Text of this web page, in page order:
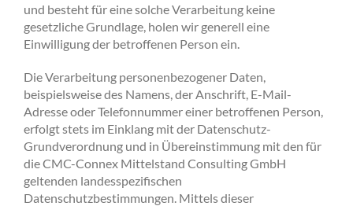
und besteht für eine solche Verarbeitung keine
gesetzliche Grundlage, holen wir generell eine
Einwilligung der betroffenen Person ein.
Die Verarbeitung personenbezogener Daten,
beispielsweise des Namens, der Anschrift, E-Mail-
Adresse oder Telefonnummer einer betroffenen Person,
erfolgt stets im Einklang mit der Datenschutz-
Grundverordnung und in Übereinstimmung mit den für
die CMC-Connex Mittelstand Consulting GmbH
geltenden landesspezifischen
Datenschutzbestimmungen. Mittels dieser